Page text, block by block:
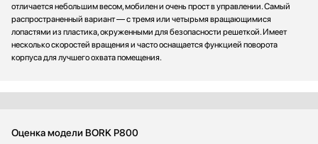
отличается небольшим весом, мобилен и очень прост в управлении. Самый
распространенный вариант — с тремя или четырьмя вращающимися
лопастями из пластика, окруженными для безопасности решеткой. Имеет
несколько скоростей вращения и часто оснащается функцией поворота
корпуса для лучшего охвата помещения.
Оценка модели BORK P800